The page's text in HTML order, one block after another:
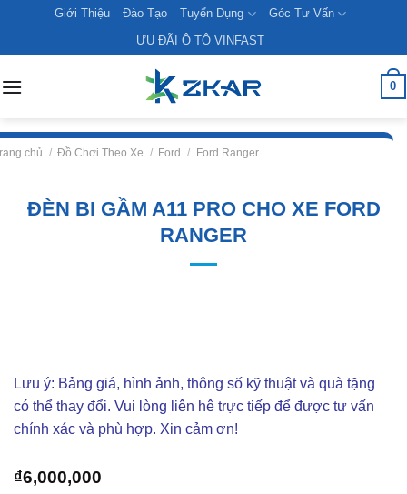
content
Giới Thiệu Đào Tạo Tuyển Dụng
Góc Tư Vấn
ƯU ĐÃI Ô TÔ VINFAST
0
chủ / Đồ Chơi Theo Xe / Ford / Ford Ranger
ĐÈN BI GẦM A11 PRO CHO XE FORD
RANGER
Lưu ý: Bảng giá, hình ảnh, thông số kỹ thuật và quà tặng
có thể thay đổi. Vui lòng liên hê trực tiếp để được tư vấn
chính xác và phù hợp. Xin cảm ơn!
₫6,000,000